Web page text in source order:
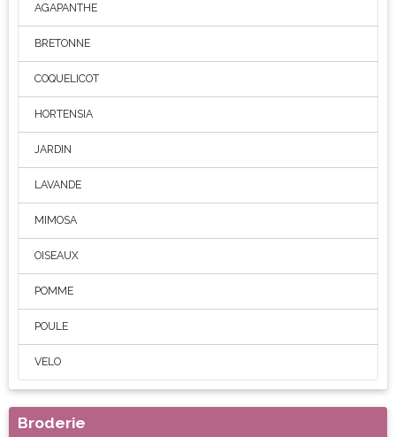
AGAPANTHE
BRETONNE
COQUELICOT
HORTENSIA
JARDIN
LAVANDE
MIMOSA
OISEAUX
POMME
POULE
VELO
Broderie